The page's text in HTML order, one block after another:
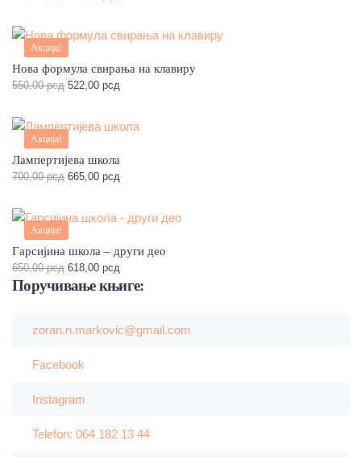
била:
400,00 рсд.
380,00 рсд.
Акција!
Нова формула свирања на клавиру
550,00рсд Оригинална
била:
550,00 рсд.
522,00 рсд
522,00 рсд.
Акција!
Лампертијева школа
700,00рсд Оригинална
била:
700,00 рсд.
665,00 рсд
665,00 рсд.
Акција!
Гарсијина школа – други део
650,00рсд Оригинална
цена
650,00 рсд.
618,00 рсд
цена
Поручивањекњиге:
zoran.n.markovic@gmail.com
Facebook
Instagram
Telefon: 064 182 13 44